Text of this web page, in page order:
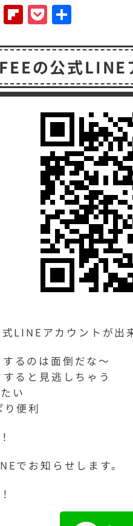
E
m
il
F
li
p
b
o
P
o
c
k
e
t
の公式LINE
LINEアカウントが出
るのは面倒だな～
ると見逃しちゃう
い
便利
でお知らせします。